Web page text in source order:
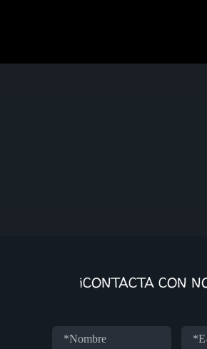
¡CONTACTA CON